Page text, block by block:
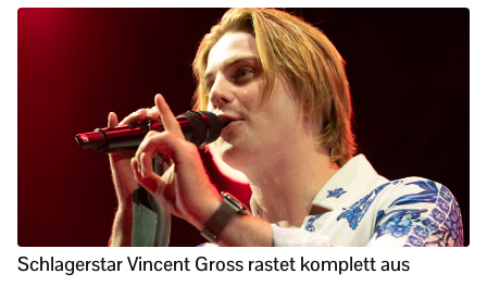
Schlagerstar Vincent Gross rastet komplett aus